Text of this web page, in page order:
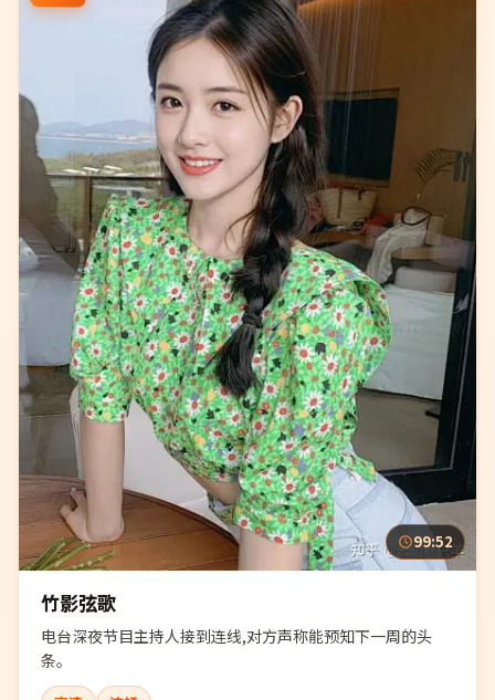
99:52
竹影弦歌
电台深夜节目主持人接到连线,对方声称能预知下一周的头
条。